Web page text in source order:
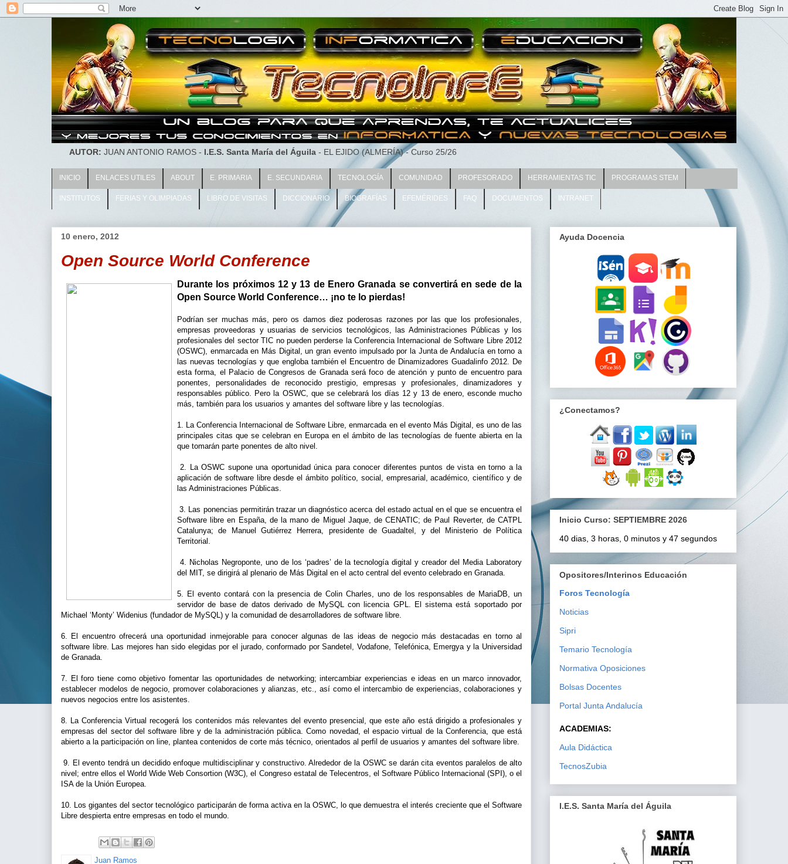
AUTOR: JUAN ANTONIO RAMOS - I.E.S. Santa María del Águila - EL EJIDO (ALMERÍA) - Curso 25/26
INICIO ENLACES UTILES ABOUT E. PRIMARIA E. SECUNDARIA TECNOLOGÍA COMUNIDAD PROFESORADO HERRAMIENTAS TIC PROGRAMAS STEM
INSTITUTOS FERIAS Y OLIMPIADAS LIBRO DE VISITAS DICCIONARIO BIOGRAFÍAS EFEMÉRIDES FAQ DOCUMENTOS INTRANET
10 enero, 2012
Open Source World Conference
Durante los próximos 12 y 13 de Enero Granada se convertirá en sede de la
Open Source World Conference… ¡no te lo pierdas!
Podrían ser muchas más, pero os damos diez poderosas razones por las que los profesionales,
empresas proveedoras y usuarias de servicios tecnológicos, las Administraciones Públicas y los
profesionales del sector TIC no pueden perderse la Conferencia Internacional de Software Libre 2012
(OSWC), enmarcada en Más Digital, un gran evento impulsado por la Junta de Andalucía en torno a
las nuevas tecnologías y que engloba también el Encuentro de Dinamizadores Guadalinfo 2012. De
esta forma, el Palacio de Congresos de Granada será foco de atención y punto de encuentro para
ponentes, personalidades de reconocido prestigio, empresas y profesionales, dinamizadores y
responsables público. Pero la OSWC, que se celebrará los días 12 y 13 de enero, esconde mucho
más, también para los usuarios y amantes del software libre y las tecnologías.
1. La Conferencia Internacional de Software Libre, enmarcada en el evento Más Digital, es uno de las
principales citas que se celebran en Europa en el ámbito de las tecnologías de fuente abierta en la
que tomarán parte ponentes de alto nivel.
2. La OSWC supone una oportunidad única para conocer diferentes puntos de vista en torno a la
aplicación de software libre desde el ámbito político, social, empresarial, académico, científico y de
las Administraciones Públicas.
3. Las ponencias permitirán trazar un diagnóstico acerca del estado actual en el que se encuentra el
Software libre en España, de la mano de Miguel Jaque, de CENATIC; de Paul Reverter, de CATPL
Catalunya; de Manuel Gutiérrez Herrera, presidente de Guadaltel, y del Ministerio de Política
Territorial.
4. Nicholas Negroponte, uno de los ‘padres’ de la tecnología digital y creador del Media Laboratory
del MIT, se dirigirá al plenario de Más Digital en el acto central del evento celebrado en Granada.
5. El evento contará con la presencia de Colin Charles, uno de los responsables de MariaDB, un
servidor de base de datos derivado de MySQL con licencia GPL. El sistema está soportado por
Michael ‘Monty’ Widenius (fundador de MySQL) y la comunidad de desarrolladores de software libre.
6. El encuentro ofrecerá una oportunidad inmejorable para conocer algunas de las ideas de negocio más destacadas en torno al
software libre. Las mejores han sido elegidas por el jurado, conformado por Sandetel, Vodafone, Telefónica, Emergya y la Universidad
de Granada.
7. El foro tiene como objetivo fomentar las oportunidades de networking; intercambiar experiencias e ideas en un marco innovador,
establecer modelos de negocio, promover colaboraciones y alianzas, etc., así como el intercambio de experiencias, colaboraciones y
nuevos negocios entre los asistentes.
8. La Conferencia Virtual recogerá los contenidos más relevantes del evento presencial, que este año está dirigido a profesionales y
empresas del sector del software libre y de la administración pública. Como novedad, el espacio virtual de la Conferencia, que está
abierto a la participación on line, plantea contenidos de corte más técnico, orientados al perfil de usuarios y amantes del software libre.
9. El evento tendrá un decidido enfoque multidisciplinar y constructivo. Alrededor de la OSWC se darán cita eventos paralelos de alto
nivel; entre ellos el World Wide Web Consortion (W3C), el Congreso estatal de Telecentros, el Software Público Internacional (SPI), o el
ISA de la Unión Europea.
10. Los gigantes del sector tecnológico participarán de forma activa en la OSWC, lo que demuestra el interés creciente que el Software
Libre despierta entre empresas en todo el mundo.
Juan Ramos
Ayuda Docencia
¿Conectamos?
Inicio Curso: SEPTIEMBRE 2026
40 dias, 3 horas, 0 minutos y 46 segundos
Opositores/Interinos Educación
Foros Tecnología
Noticias
Sipri
Temario Tecnología
Normativa Oposiciones
Bolsas Docentes
Portal Junta Andalucía
ACADEMIAS:
Aula Didáctica
TecnosZubia
I.E.S. Santa María del Águila